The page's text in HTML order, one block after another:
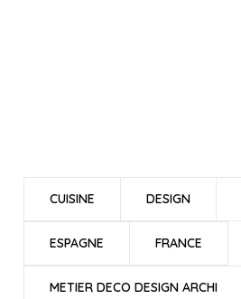
CUISINE DESIGN
ESPAGNE FRANCE
METIER DECO DESIGN ARCHI